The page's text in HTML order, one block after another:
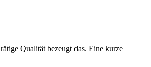
Qualität bezeugt das. Eine kurze